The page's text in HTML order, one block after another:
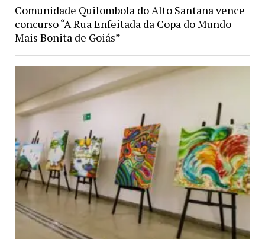
Comunidade Quilombola do Alto Santana vence
concurso “A Rua Enfeitada da Copa do Mundo
Mais Bonita de Goiás”